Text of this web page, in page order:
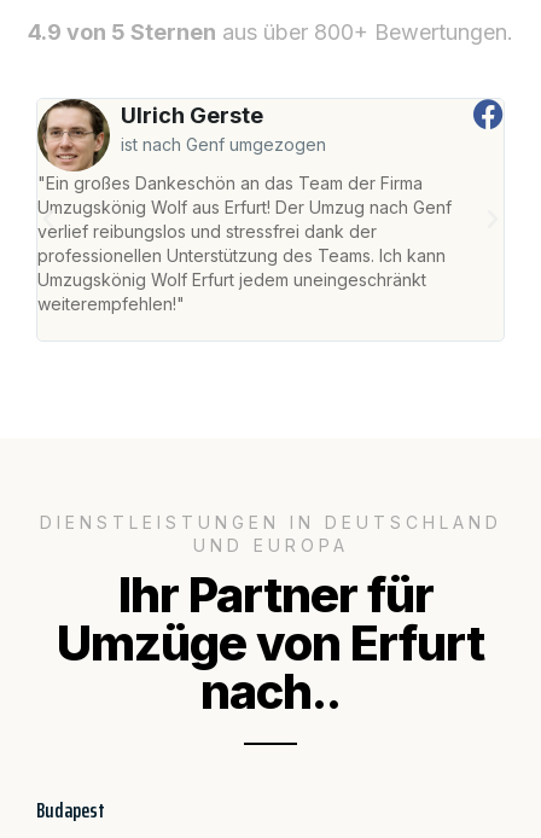
4.9 von 5 Sternen aus über 800+ Bewertungen.
Ulrich Gerste
ist nach Genf umgezogen
"Ein großes Dankeschön an das Team der Firma
Umzugskönig Wolf aus Erfurt! Der Umzug nach Genf
verlief reibungslos und stressfrei dank der
professionellen Unterstützung des Teams. Ich kann
Umzugskönig Wolf Erfurt jedem uneingeschränkt
weiterempfehlen!"
DIENSTLEISTUNGEN IN DEUTSCHLAND
UND EUROPA
Ihr Partner für
Umzüge von Erfurt
nach..
Budapest